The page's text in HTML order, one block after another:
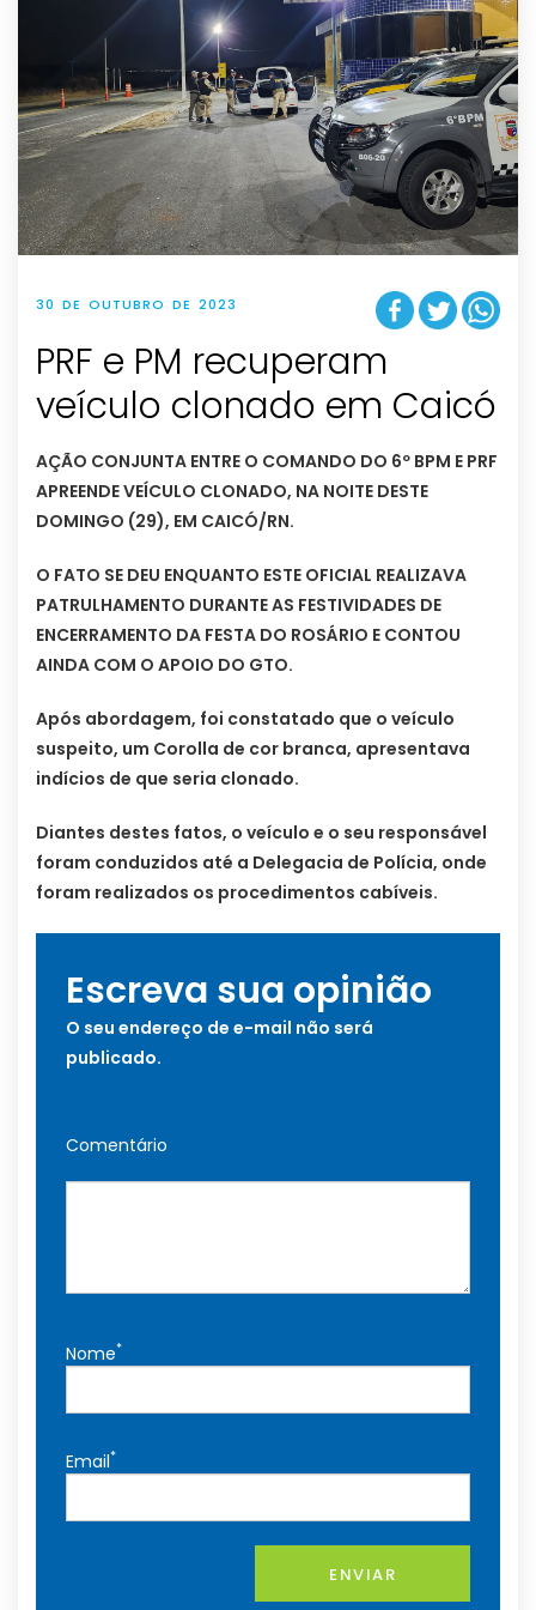
30 DE OUTUBRO DE 2023
PRF e PM recuperam
veículo clonado em Caicó
AÇÃO CONJUNTA ENTRE O COMANDO DO 6º BPM E PRF
APREENDE VEÍCULO CLONADO, NA NOITE DESTE
DOMINGO (29), EM CAICÓ/RN.
O FATO SE DEU ENQUANTO ESTE OFICIAL REALIZAVA
PATRULHAMENTO DURANTE AS FESTIVIDADES DE
ENCERRAMENTO DA FESTA DO ROSÁRIO E CONTOU
AINDA COM O APOIO DO GTO.
Após abordagem, foi constatado que o veículo
suspeito, um Corolla de cor branca, apresentava
indícios de que seria clonado.
Diantes destes fatos, o veículo e o seu responsável
foram conduzidos até a Delegacia de Polícia, onde
foram realizados os procedimentos cabíveis.
Escreva sua opinião
O seu endereço de e-mail não será
publicado.
Comentário
Nome*
Email*
ENVIAR